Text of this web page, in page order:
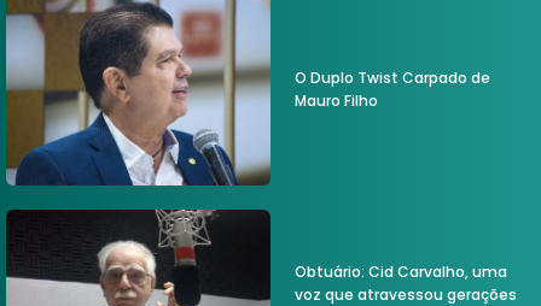
O Duplo Twist Carpado de
Mauro Filho
Obtuário: Cid Carvalho, uma
voz que atravessou gerações